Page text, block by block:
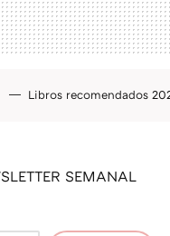
Libros recomendados
SEMANAL